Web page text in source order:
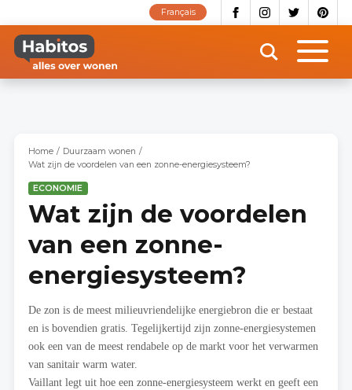
naar
inhoud
gaan
Français
Home
Duurzaam wonen
Wat zijn de voordelen van een zonne-energiesysteem?
ECONOMIE
Wat zijn de voordelen
van een zonne-
energiesysteem?
De zon is de meest milieuvriendelijke energiebron die er bestaat
en is bovendien gratis. Tegelijkertijd zijn zonne-energiesystemen
ook een van de meest rendabele op de markt voor het verwarmen
van sanitair warm water.
Vaillant legt uit hoe een zonne-energiesysteem werkt en geeft een